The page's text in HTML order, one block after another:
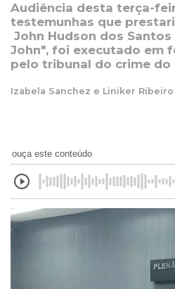
Audiência desta terça-
testemunhas que
John Hudson dos Santos
John", foi executado em
pelo tribunal do crime do
Izabela Sanchez e Liniker Ribeiro
ouça este conteúdo